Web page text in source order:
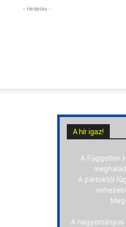
- Hirdetés -
A hír igaz!
A Független
A pártoktól
A